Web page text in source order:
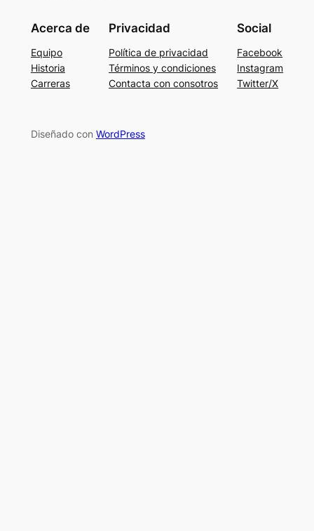
Acerca de
Equipo
Historia
Carreras
Privacidad
Política de privacidad
Términos y condiciones
Contacta con consotros
Social
Facebook
Instagram
Twitter/X
Diseñado con WordPress